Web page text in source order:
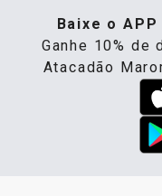
Baixe o
Ganhe 10% de
Atacadão